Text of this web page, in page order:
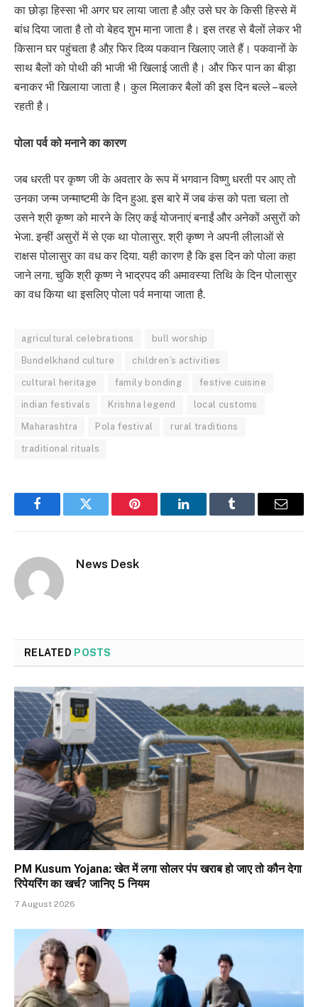
का छोड़ा हिस्सा भी अगर घर लाया जाता है औऱ उसे घर के किसी हिस्से में
बांध दिया जाता है तो वो बेहद शुभ माना जाता है। इस तरह से बैलों लेकर भी
किसान घर पहुंचता है औऱ फिर दिव्य पकवान खिलाए जाते हैं। पकवानों के
साथ बैलों को पोथी की भाजी भी खिलाई जाती है। और फिर पान का बीड़ा
बनाकर भी खिलाया जाता है। कुल मिलाकर बैलों की इस दिन बल्ले – बल्ले
रहती है।
पोला पर्व को मनाने का कारण
जब धरती पर कृष्ण जी के अवतार के रूप में भगवान विष्णु धरती पर आए तो
उनका जन्म जन्माष्टमी के दिन हुआ. इस बारे में जब कंस को पता चला तो
उसने श्री कृष्ण को मारने के लिए कई योजनाएं बनाईं और अनेकों असुरों को
भेजा. इन्हीं असुरों में से एक था पोलासुर. श्री कृष्ण ने अपनी लीलाओं से
राक्षस पोलासुर का वध कर दिया. यही कारण है कि इस दिन को पोला कहा
जाने लगा. चुकि श्री कृष्ण ने भाद्रपद की अमावस्या तिथि के दिन पोलासुर
का वध किया था इसलिए पोला पर्व मनाया जाता है.
agricultural celebrations bull worship
Bundelkhand culture children’s activities
cultural heritage family bonding festive cuisine
indian festivals Krishna legend local customs
Maharashtra Pola festival rural traditions
traditional rituals
FacebookTwitter Pinterest LinkedInTumblr Email
News Desk
RELATED POSTS
PM Kusum Yojana: खेत में लगा सोलर पंप खराब हो जाए तो कौन देगा
रिपेयरिंग का खर्च? जानिए 5 नियम
7 August 2026